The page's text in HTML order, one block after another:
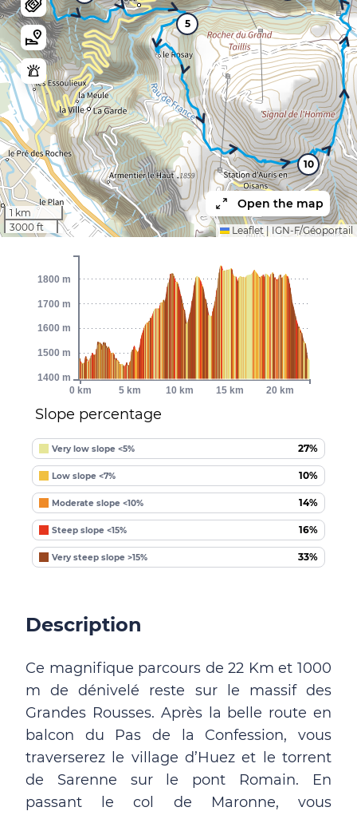
5
10
1 km
3000 ft
Open the map
Leaflet IGN-F/Géoportail
Slope percentage
Very low slope <5% 27%
Low slope <7% 10%
Moderate slope <10% 14%
Steep slope <15% 16%
Very steep slope >15% 33%
0 km 5 km 10 km 15 km 20 km
1400 m
1500 m
1600 m
1700 m
1800 m
Description
Ce magnifique parcours de 22 Km et 1000
m de dénivelé reste sur le massif des
Grandes Rousses. Après la belle route en
balcon du Pas de la Confession, vous
traverserez le village d’Huez et le torrent
de Sarenne sur le pont Romain. En
passant le col de Maronne, vous